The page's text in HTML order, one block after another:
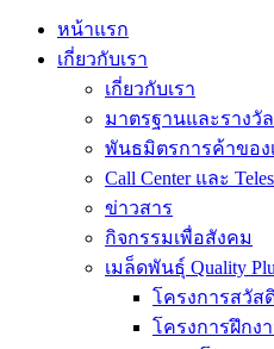
หน้าแรก
เกี่ยวกับเรา
เกี่ยวกับเรา
มาตรฐานและรางวัล
พันธมิตรการค้าของ
Call Center และ
ข่าวสาร
กิจกรรมเพื่อสังคม
เมล็ดพันธุ์ Quality
โครงการสวัส
โครงการฝึกง